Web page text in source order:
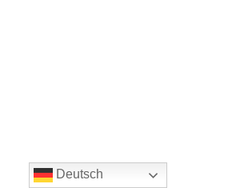
Deutsch